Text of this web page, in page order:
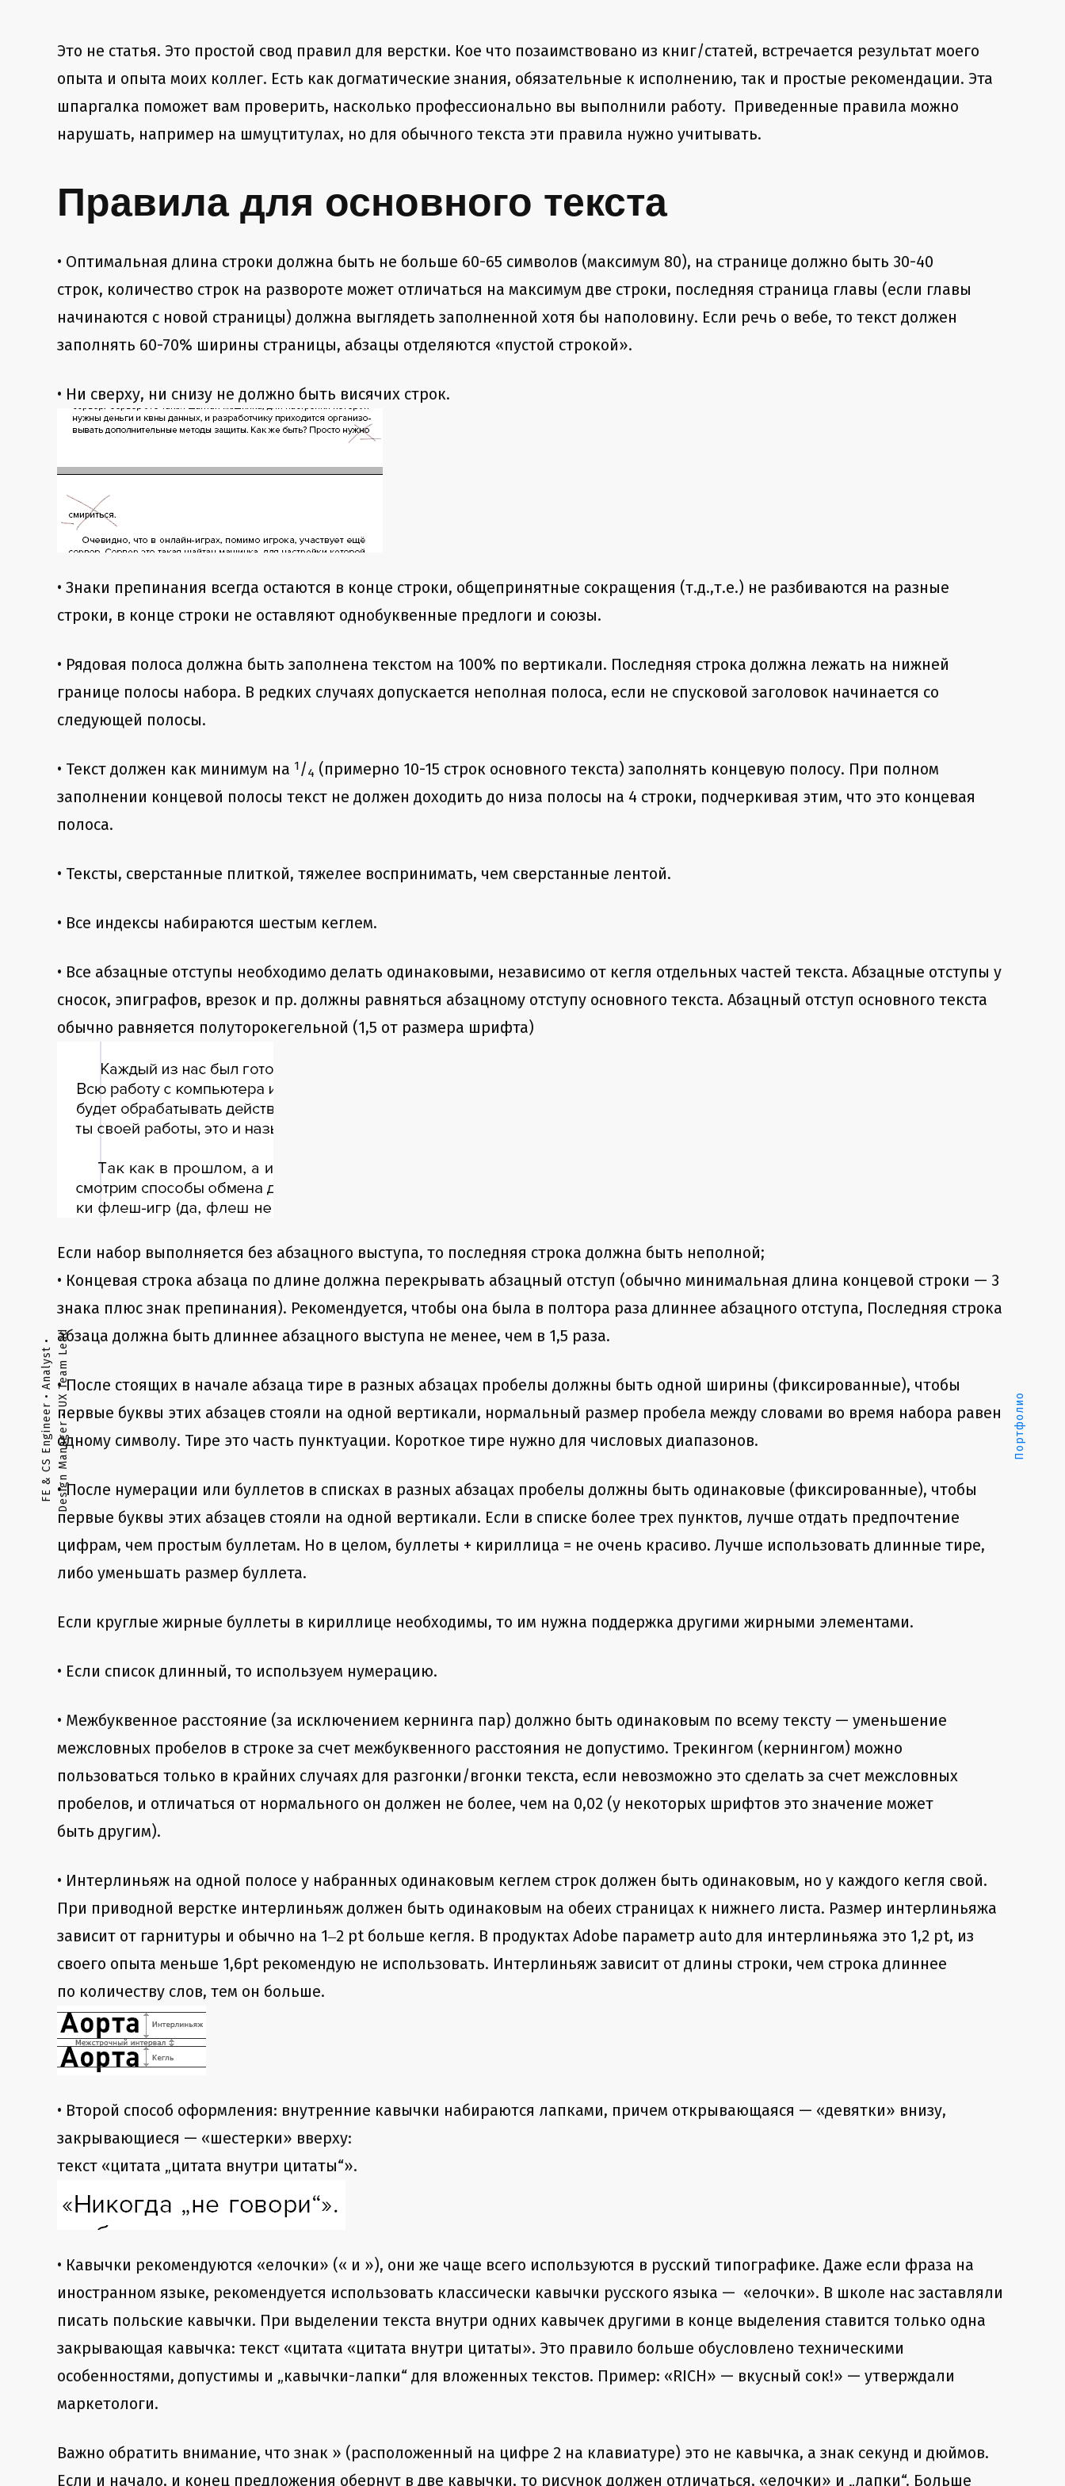
F
E
&
C
S
E
n
g
i
n
e
e
r
•
A
n
a
l
y
s
t
•
D
e
s
i
g
n
M
a
n
a
g
e
r
•
U
X
T
e
a
m
L
e
ad Портфолио
Это не статья. Это простой свод правил для верстки. Кое что позаимствовано из книг/статей, встречается результат моего
опыта и опыта моих коллег. Есть как догматические знания, обязательные к исполнению, так и простые рекомендации. Эта
шпаргалка поможет вам проверить, насколько профессионально вы выполнили работу. Приведенные правила можно
нарушать, например на шмуцтитулах, но для обычного текста эти правила нужно учитывать.
Правила для основного текста
• Оптимальная длина строки должна быть не больше 60-65 символов (максимум 80), на странице должно быть 30-40
строк, количество строк на развороте может отличаться на максимум две строки, последняя страница главы (если главы
начинаются с новой страницы) должна выглядеть заполненной хотя бы наполовину. Если речь о вебе, то текст должен
заполнять 60-70% ширины страницы, абзацы отделяются «пустой строкой».
• Ни сверху, ни снизу не должно быть висячих строк.
• Знаки препинания всегда остаются в конце строки, общепринятные сокращения (т.д.,т.е.) не разбиваются на разные
строки, в конце строки не оставляют однобуквенные предлоги и союзы.
• Рядовая полоса должна быть заполнена текстом на 100% по вертикали. Последняя строка должна лежать на нижней
границе полосы набора. В редких случаях допускается неполная полоса, если не спусковой заголовок начинается со
следующей полосы.
• Текст должен как минимум на 1/4 (примерно 10-15 строк основного текста) заполнять концевую полосу. При полном
заполнении концевой полосы текст не должен доходить до низа полосы на 4 строки, подчеркивая этим, что это концевая
полоса.
• Тексты, сверстанные плиткой, тяжелее воспринимать, чем сверстанные лентой.
• Все индексы набираются шестым кеглем.
• Все абзацные отступы необходимо делать одинаковыми, независимо от кегля отдельных частей текста. Абзацные отступы у
сносок, эпиграфов, врезок и пр. должны равняться абзацному отступу основного текста. Абзацный отступ основного текста
обычно равняется полуторокегельной (1,5 от размера шрифта)
Если набор выполняется без абзацного выступа, то последняя строка должна быть неполной;
• Концевая строка абзаца по длине должна перекрывать абзацный отступ (обычно минимальная длина концевой строки — 3
знака плюс знак препинания). Рекомендуется, чтобы она была в полтора раза длиннее абзацного отступа, Последняя строка
абзаца должна быть длиннее абзацного выступа не менее, чем в 1,5 раза.
• После стоящих в начале абзаца тире в разных абзацах пробелы должны быть одной ширины (фиксированные), чтобы
первые буквы этих абзацев стояли на одной вертикали, нормальный размер пробела между словами во время набора равен
одному символу. Тире это часть пунктуации. Короткое тире нужно для числовых диапазонов.
• После нумерации или буллетов в списках в разных абзацах пробелы должны быть одинаковые (фиксированные), чтобы
первые буквы этих абзацев стояли на одной вертикали. Если в списке более трех пунктов, лучше отдать предпочтение
цифрам, чем простым буллетам. Но в целом, буллеты + кириллица = не очень красиво. Лучше использовать длинные тире,
либо уменьшать размер буллета.
Если круглые жирные буллеты в кириллице необходимы, то им нужна поддержка другими жирными элементами.
• Если список длинный, то используем нумерацию.
• Межбуквенное расстояние (за исключением кернинга пар) должно быть одинаковым по всему тексту — уменьшение
межсловных пробелов в строке за счет межбуквенного расстояния не допустимо. Трекингом (кернингом) можно
пользоваться только в крайних случаях для разгонки/вгонки текста, если невозможно это сделать за счет межсловных
пробелов, и отличаться от нормального он должен не более, чем на 0,02 (у некоторых шрифтов это значение может
быть другим).
• Интерлиньяж на одной полосе у набранных одинаковым кеглем строк должен быть одинаковым, но у каждого кегля свой.
При приводной верстке интерлиньяж должен быть одинаковым на обеих страницах к нижнего листа. Размер интерлиньяжа
зависит от гарнитуры и обычно на 1‒2 pt больше кегля. В продуктах Adobe параметр auto для интерлиньяжа это 1,2 pt, из
своего опыта меньше 1,6pt рекомендую не использовать. Интер­ли­ньяж зависит от длины строки, чем строка длиннее
по количеству слов, тем он больше.
• Второй способ оформления: внутренние кавычки набираются лапками, причем открывающаяся — «девятки» внизу,
закрывающиеся — «шестерки» вверху:
текст «цитата „цитата внутри цитаты“».
• Кавычки рекомендуются «елочки» (« и »), они же чаще всего используются в русский типографике. Даже если фраза на
иностранном языке, рекомендуется использовать классически кавычки русского языка — «елочки». В школе нас заставляли
писать польские кавычки. При выделении текста внутри одних кавычек другими в конце выделения ставится только одна
закрывающая кавычка: текст «цитата «цитата внутри цитаты». Это правило больше обусловлено техническими
особенностями, допустимы и „кавычки-лапки“ для вложенных текстов. Пример: «RICH» — вкусный сок!» — утверждали
маркетологи.
Важно обратить внимание, что знак » (расположенный на цифре 2 на клавиатуре) это не кавычка, а знак секунд и дюймов.
Если и начало, и конец предложения обернут в две кавычки, то рисунок должен отличаться, «елочки» и „лапки“. Больше